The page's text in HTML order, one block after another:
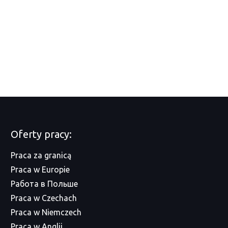
Oferty pracy:
Praca za granicą
Praca w Europie
Работа в Польше
Praca w Czechach
Praca w Niemczech